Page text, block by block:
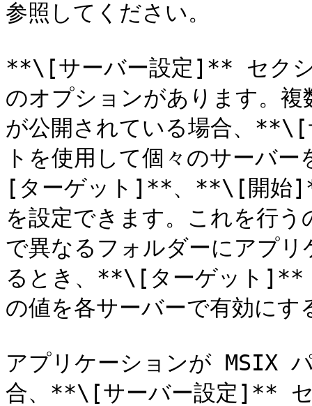
参照してください。
**\[サーバー設定]** セクシ
のオプションがあります。
が公開されている場合、
トを使用して個々のサーバ
[ターゲット]**、**\[開始
を設定できます。これを行
で異なるフォルダーにアプ
るとき、**\[ターゲット
の値を各サーバーで有効にす
アプリケーションが MSIX
合、**\[サーバー設定]**